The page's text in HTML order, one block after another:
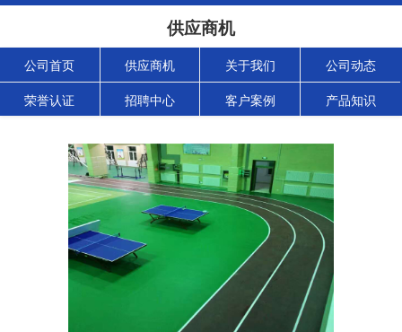
供应商机
公司首页 供应商机 关于我们 公司动态
荣誉认证 招聘中心 客户案例 产品知识